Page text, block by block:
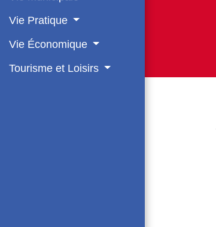
Vie Pratique
Vie Économique
Tourisme et Loisirs